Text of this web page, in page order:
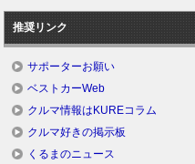
推奨リンク
サポーターお願い
ベストカーWeb
クルマ情報はKUREコラム
クルマ好きの掲示板
くるまのニュース